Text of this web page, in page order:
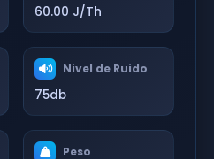
60.00 J/Th
Nivel de Ruido
75db
Peso